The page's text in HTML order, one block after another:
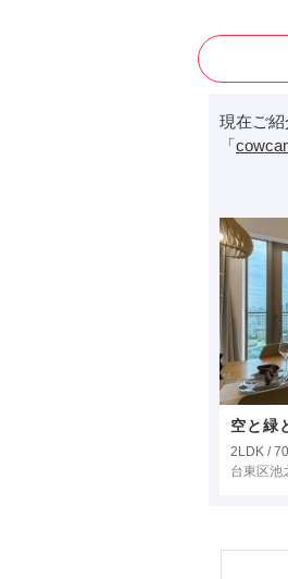
現在ご
「
空と緑
2LDK /
台東区池